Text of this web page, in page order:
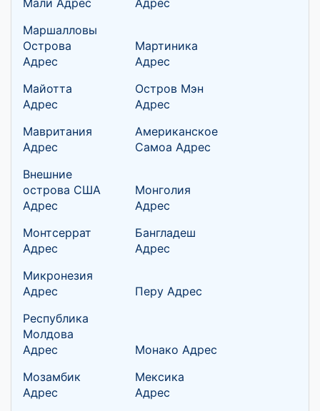
Маршалловы
Острова
Адрес
Мартиника
Адрес
Майотта
Адрес
Остров Мэн
Адрес
Мавритания
Адрес
Американское
Самоа Адрес
Внешние
острова США
Адрес
Монголия
Адрес
Монтсеррат
Адрес
Бангладеш
Адрес
Микронезия
Адрес
Перу Адрес
Республика
Молдова
Адрес
Монако Адрес
Мозамбик
Адрес
Мексика
Адрес